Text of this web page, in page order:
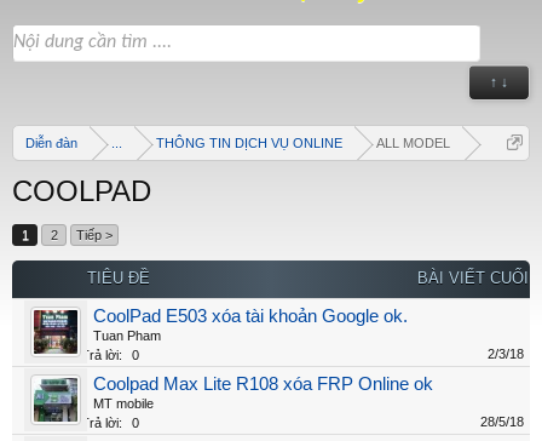
↑ ↓
Diễn đàn THÔNG TIN DỊCH VỤ ONLINE ALL MODEL
COOLPAD
1 2 Tiếp >
TIÊU ĐỀ BÀI VIẾT CUỐI
CoolPad E503 xóa tài khoản Google ok.
Tuan Pham
Trả lời:
0 2/3/18
Coolpad Max Lite R108 xóa FRP Online ok
MT mobile
Trả lời:
0 28/5/18